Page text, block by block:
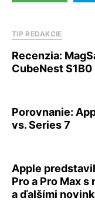
TIP REDAKCIE
Recenzia:
CubeNest S1B0
Porovnanie:
vs. Series 7
Apple
Pro a Pro Max
a ďalšími